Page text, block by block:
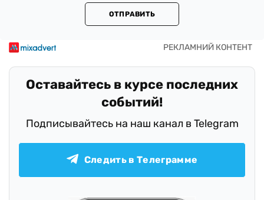
ОТПРАВИТЬ
Оставайтесь в курсе последних
событий!
Подписывайтесь на наш канал в Telegram
Следить в Телеграмме